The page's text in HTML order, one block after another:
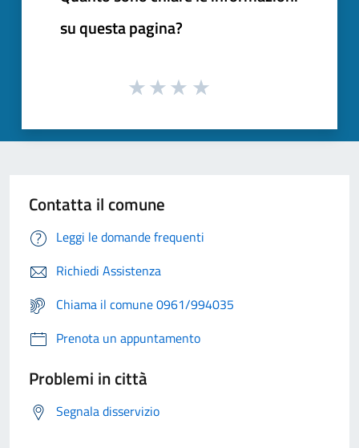
su questa pagina?
Contatta il comune
Leggi le domande frequenti
Richiedi Assistenza
Chiama il comune 0961/994035
Prenota un appuntamento
Problemi in città
Segnala disservizio